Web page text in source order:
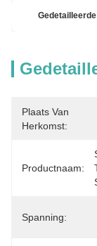
Plaats Van
Herkomst:
Productnaam:
Spanning: